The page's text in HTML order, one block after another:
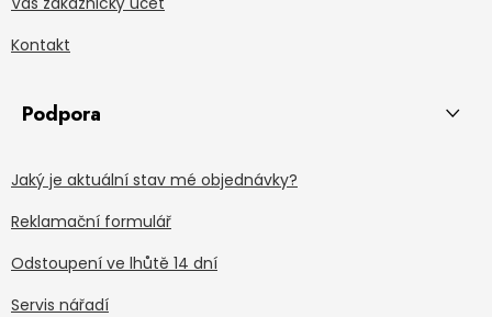
Kontakt
Podpora
Jaký je aktuální stav mé objednávky?
Reklamační formulář
Odstoupení ve lhůtě 14 dní
Servis nářadí